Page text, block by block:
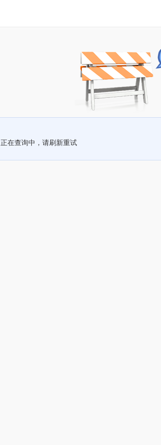
正在查询中，请刷新重试